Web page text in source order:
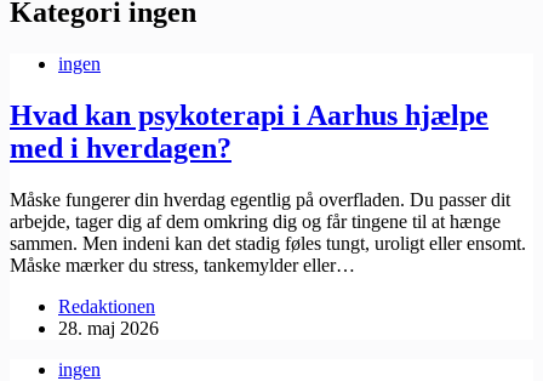
Kategori ingen
ingen
Hvad kan psykoterapi i Aarhus hjælpe
med i hverdagen?
Måske fungerer din hverdag egentlig på overfladen. Du passer dit
arbejde, tager dig af dem omkring dig og får tingene til at hænge
sammen. Men indeni kan det stadig føles tungt, uroligt eller ensomt.
Måske mærker du stress, tankemylder eller…
Redaktionen
28. maj 2026
ingen